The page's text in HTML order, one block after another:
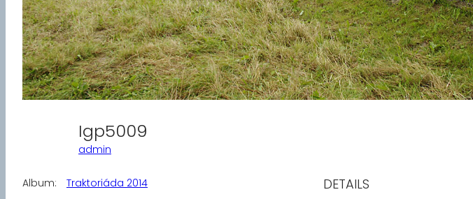
Igp5009
admin
Album: Traktoriáda 2014 DETAILS